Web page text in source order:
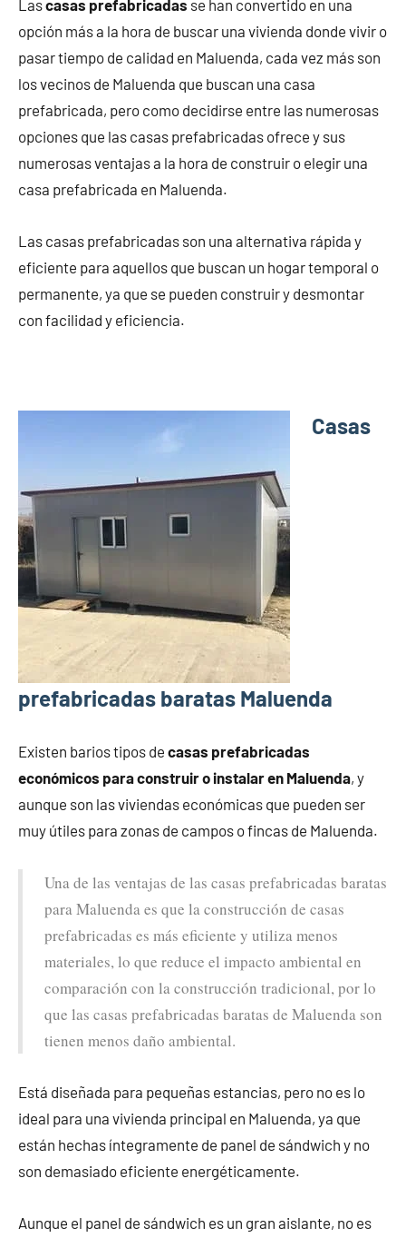
Lascasas prefabricadas se han convertido en una
opción más a la hora de buscar una vivienda donde vivir o
pasar tiempo de calidad en Maluenda, cada vez más son
los vecinos de Maluenda que buscan una casa
prefabricada, pero como decidirse entre las numerosas
opciones que las casas prefabricadas ofrece y sus
numerosas ventajas a la hora de construir o elegir una
casa prefabricada en Maluenda.
Las casas prefabricadas son una alternativa rápida y
eficiente para aquellos que buscan un hogar temporal o
permanente, ya que se pueden construir y desmontar
con facilidad y eficiencia.
Casas
prefabricadas baratas Maluenda
Existen barios tipos de casas prefabricadas
económicos para construir o instalar en Maluenda, y
aunque son las viviendas económicas que pueden ser
muy útiles para zonas de campos o fincas de Maluenda.
Una de las ventajas de las casas prefabricadas baratas
para Maluenda es que la construcción de casas
prefabricadas es más eficiente y utiliza menos
materiales, lo que reduce el impacto ambiental en
comparación con la construcción tradicional, por lo
que las casas prefabricadas baratas de Maluenda son
tienen menos daño ambiental.
Está diseñada para pequeñas estancias, pero no es lo
ideal para una vivienda principal en Maluenda, ya que
están hechas íntegramente de panel de sándwich y no
son demasiado eficiente energéticamente.
Aunque el panel de sándwich es un gran aislante, no es